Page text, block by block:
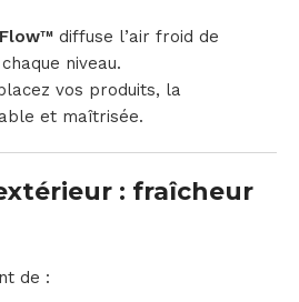
diffuse l’air froid de
niveau.
vos produits, la
et maîtrisée.
: fraîcheur
de :